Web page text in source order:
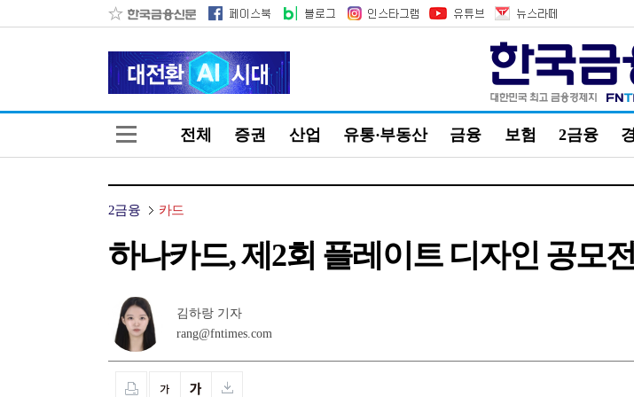
전체 증권 산업 유통·부동산 금융 보험 2금융
2금융 카드
하나카드, 제2회 플레이트 디자인 공모
김하랑 기자
rang@fntimes.com